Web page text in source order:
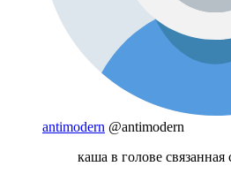
antimodern @antimodern
каша в голове связанная